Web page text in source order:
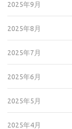
2025年9月
2025年8月
2025年7月
2025年6月
2025年5月
2025年4月